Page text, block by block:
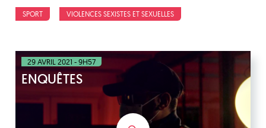
SPORT VIOLENCES SEXISTES ET SEXUELLES
29 AVRIL 2021 - 9H57
ENQUÊTES